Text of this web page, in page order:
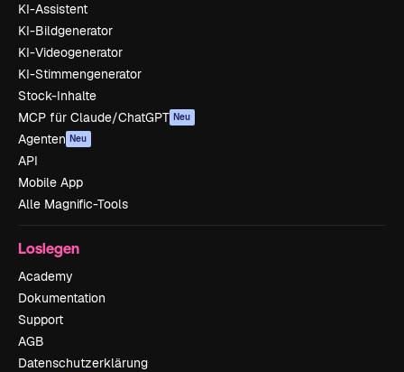
KI-Assistent
KI-Bildgenerator
KI-Videogenerator
KI-Stimmengenerator
Stock-Inhalte
MCP für Claude/ChatGPT Neu
Agenten Neu
API
Mobile App
Alle Magnific-Tools
Loslegen
Academy
Dokumentation
Support
AGB
Datenschutzerklärung